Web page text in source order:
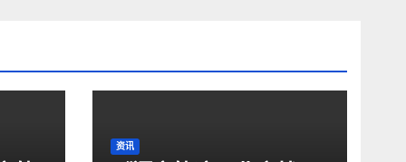
资讯